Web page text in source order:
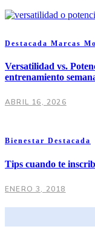
Destacada Marcas
Versatilidad vs.
entrenamiento
ABRIL 16, 2026
Bienestar Destacada
Tips cuando te
ENERO 3, 2018